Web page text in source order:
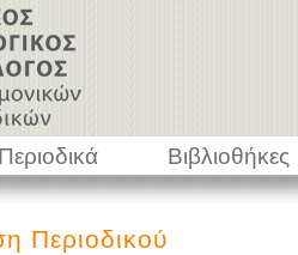
Περιοδικά Βιβλιοθήκες
Περιοδικού